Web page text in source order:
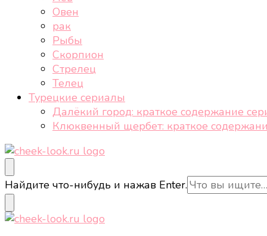
Овен
рак
Рыбы
Скорпион
Стрелец
Телец
Турецкие сериалы
Далёкий город: краткое содержание
Клюквенный щербет: краткое
cheek-look.ru
Женский сайт о звездах и кино, а также трендах,
Ищите
что-
то?
Найдите что-нибудь и нажав Enter.